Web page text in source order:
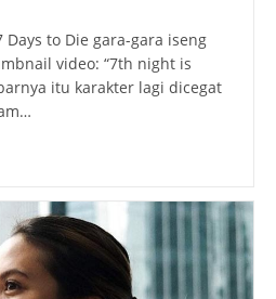
to Die gara-gara iseng
video: “7th night is
itu karakter lagi dicegat